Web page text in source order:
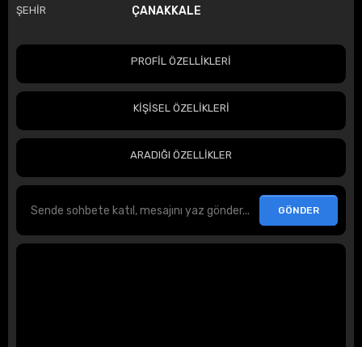
ŞEHİR ÇANAKKALE
PROFİL ÖZELLİKLERİ
KİŞİSEL ÖZELİKLERİ
ARADIĞI ÖZELLİKLER